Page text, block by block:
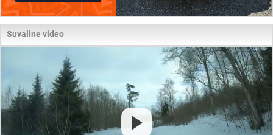
Suvaline video